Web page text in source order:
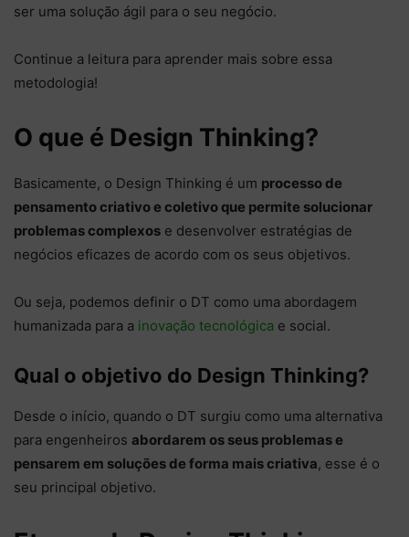
ser uma solução ágil para o seu negócio.
Continue a leitura para aprender mais sobre essa
metodologia!
O que é Design Thinking?
Basicamente, o Design Thinking é um processo de
pensamento criativo e coletivo que permite solucionar
problemas complexos e desenvolver estratégias de
negócios eficazes de acordo com os seus objetivos.
Ou seja, podemos definir o DT como uma abordagem
humanizada para a inovação tecnológica e social.
Qual o objetivo do Design Thinking?
Desde o início, quando o DT surgiu como uma alternativa
para engenheiros abordarem os seus problemas e
pensarem em soluções de forma mais criativa, esse é o
seu principal objetivo.